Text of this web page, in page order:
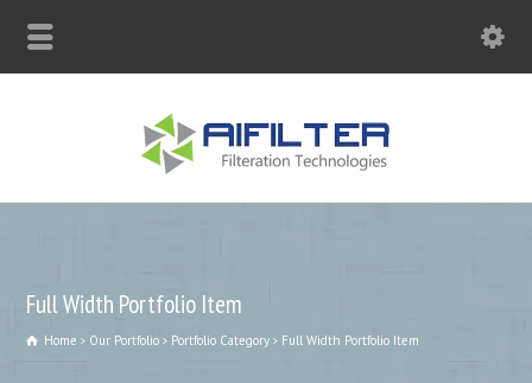
Full Width Portfolio Item
Home Our Portfolio Portfolio Category Full Width Portfolio Item